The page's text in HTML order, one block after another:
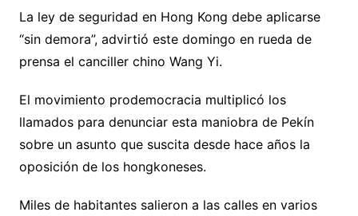
La ley de seguridad en Hong Kong debe aplicarse
“sin demora”, advirtió este domingo en rueda de
prensa el canciller chino Wang Yi.
El movimiento prodemocracia multiplicó los
llamados para denunciar esta maniobra de Pekín
sobre un asunto que suscita desde hace años la
oposición de los hongkoneses.
Miles de habitantes salieron a las calles en varios